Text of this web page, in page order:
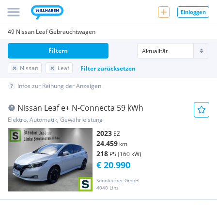
Einloggen
49 Nissan Leaf Gebrauchtwagen
Nissan Leaf Filter zurücksetzen
Filtern
Infos zur Reihung der Anzeigen
Nissan Leaf e+ N-Connecta 59 kWh
Elektro, Automatik, Gewährleistung
2023 EZ
24.459 km
218 PS (160 kW)
Sonnleitner GmbH
4040 Linz
€ 20.990